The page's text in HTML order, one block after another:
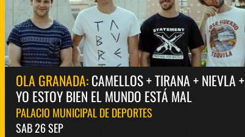
OLA GRANADA:CAMELLOS + TIRANA + NIEVLA +
YO ESTOY BIEN EL MUNDO ESTÁ MAL
PALACIO MUNICIPAL DE DEPORTES
SAB 26 SEP